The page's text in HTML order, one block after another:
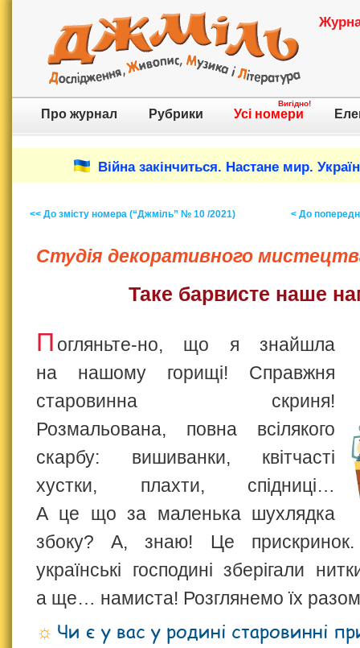
Про журнал Рубрики Усі номери
Вигідно!
Війна закінчиться. Настане мир.
<< До змісту номера (“Джміль” № 10 /2021) < До
Студія декоративного
Таке барвисте наше
П огляньте-но, що я знайшла
на нашому горищі! Справжня
старовинна скриня!
Розмальована, повна всілякого
скарбу: вишиванки, квітчасті
хустки, плахти, спідниці…
А це що за маленька шухлядка
збоку? А, знаю! Це
українські господині зберігали
а ще… намиста! Розглянемо їх
Чи є у вас у родині старовинні